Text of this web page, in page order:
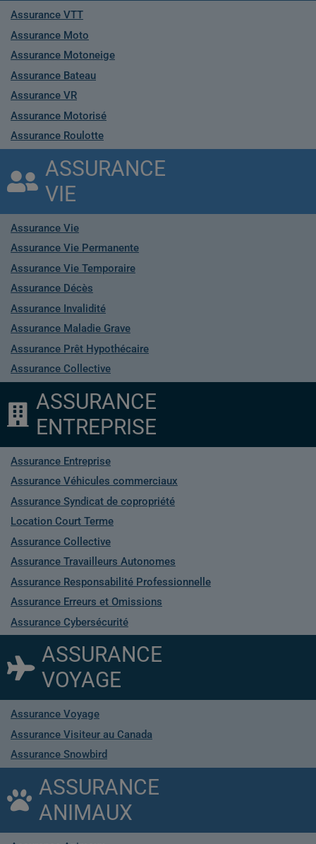
Assurance VTT
Assurance Moto
Assurance Motoneige
Assurance Bateau
Assurance VR
Assurance Motorisé
Assurance Roulotte
ASSURANCE
VIE
Assurance Vie
Assurance Vie Permanente
Assurance Vie Temporaire
Assurance Décès
Assurance Invalidité
Assurance Maladie Grave
Assurance Prêt Hypothécaire
Assurance Collective
ASSURANCE
ENTREPRISE
Assurance Entreprise
Assurance Véhicules commerciaux
Assurance Syndicat de copropriété
Location Court Terme
Assurance Collective
Assurance Travailleurs Autonomes
Assurance Responsabilité Professionnelle
Assurance Erreurs et Omissions
Assurance Cybersécurité
ASSURANCE
VOYAGE
Assurance Voyage
Assurance Visiteur au Canada
Assurance Snowbird
ASSURANCE
ANIMAUX